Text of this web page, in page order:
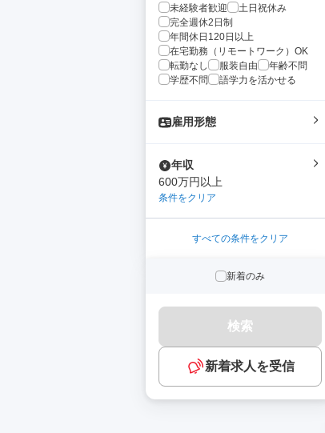
未経験者歓迎
土日祝休み
完全週休2日制
年間休日120日以上
在宅勤務（リモートワーク）OK
転勤なし
服装自由
年齢不問
学歴不問
語学力を活かせる
雇用形態
年収
600万円以上
条件をクリア
すべての条件をクリア
新着のみ
検索
新着求人を受信